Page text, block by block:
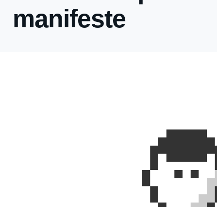
manifeste